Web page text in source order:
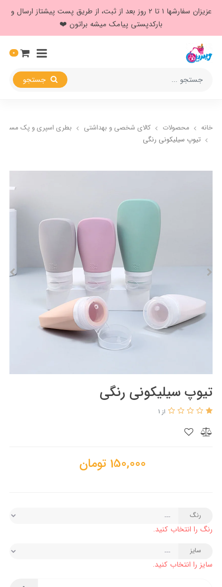
عزیزان سفارشها ۱ تا ۲ روز بعد از ثبت، از طریق پست پیشتاز ارسال و
بارکدپستی پیامک میشه براتون ❤️
0
خانه محصولات کالای شخصی و بهداشتی
بطری اسپری و پک
تیوپ سیلیکونی رنگی
تیوپ سیلیکونی رنگی
از 1
150,000 تومان
رنگ
رنگ را انتخاب کنید.
سایز
سایز را انتخاب کنید.